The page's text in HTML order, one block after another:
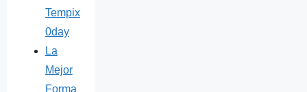
Tempix
0day
La
Mejor
Forma